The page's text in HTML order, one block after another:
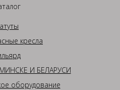
кресла
И БЕЛАРУСИ
оборудование